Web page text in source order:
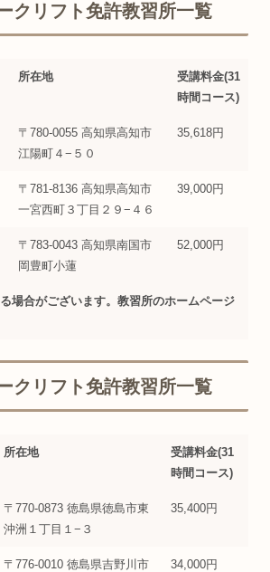
クリフト免許教習所一覧
所在地
受講料金(31
時間コース)
〒780-0055 高知県高知市
江陽町４−５０
35,618円
〒781-8136 高知県高知市
一宮西町３丁目２９−４６
39,000円
〒783-0043 高知県南国市
岡豊町小蓮
52,000円
場合がございます。教習所のホームページ
クリフト免許教習所一覧
所在地
受講料金(31
時間コース)
〒770-0873 徳島県徳島市東
沖洲１丁目１−３
35,400円
〒776-0010 徳島県吉野川市
34,000円